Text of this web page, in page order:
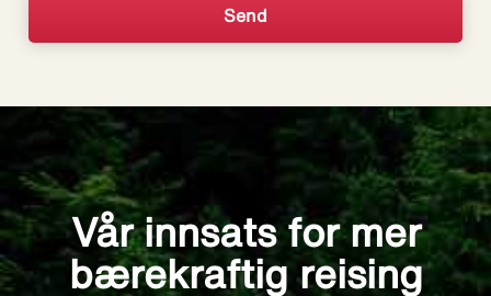
Vår innsats for mer
bærekraftig reising